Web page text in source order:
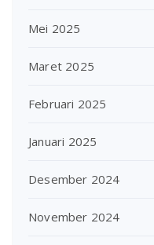
Mei 2025
Maret 2025
Februari 2025
Januari 2025
Desember 2024
November 2024